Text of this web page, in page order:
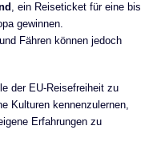
, ein Reiseticket für eine bis
gewinnen.
Fähren können jedoch
der EU-Reisefreiheit zu
Kulturen kennenzulernen,
Erfahrungen zu